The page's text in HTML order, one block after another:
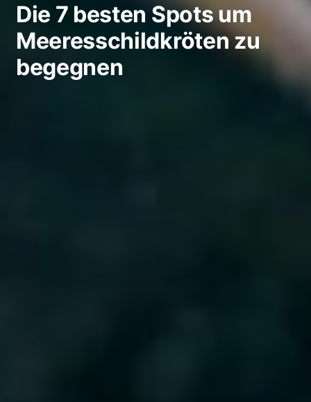
Die 7 besten Spots um
Meeresschildkröten zu
begegnen